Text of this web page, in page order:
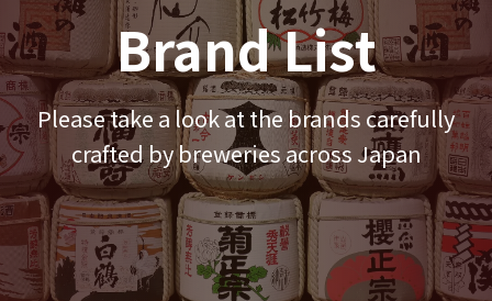
Brand List
Please take a look at the brands carefully
crafted by breweries across Japan